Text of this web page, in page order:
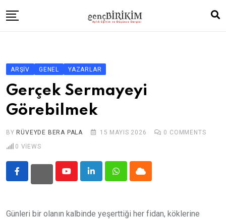
to
SON SAYI
ARŞİV
RÖPORTAJ
İKTİBAS
LİNKLER
ARŞIV GENEL YAZARLAR
Gerçek Sermayeyi
Görebilmek
BY RÜVEYDE BERA PALA 15 MAYIS 2026 0 COMMENTS
0 VIEWS
YoutubeLinkedInWhatsappCloud
Günleri bir olanın kalbinde yeşerttiği her fidan, köklerine